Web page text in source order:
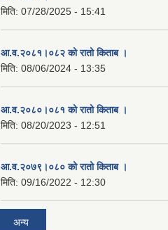
मिति: 07/28/2025 - 15:41
आ.व.२०८१।०८२ को रातो किताब ।
मिति: 08/06/2024 - 13:35
आ.व.२०८०।०८१ को रातो किताब ।
मिति: 08/20/2023 - 12:51
आ.व.२०७९।०८० को रातो किताब ।
मिति: 09/16/2022 - 12:30
अन्य